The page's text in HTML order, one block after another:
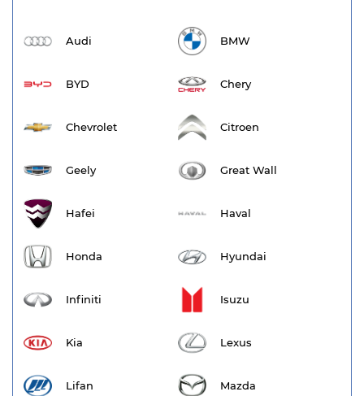
Audi BMW
BYD Chery
Chevrolet Citroen
Geely Great Wall
Hafei Haval
Honda Hyundai
Infiniti Isuzu
Kia Lexus
Lifan Mazda